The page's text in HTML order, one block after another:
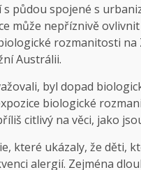
půdou spojené s
může nepříznivě
rozmanitosti na
Austrálii.
byl dopad
biologické
citlivý na věci, jako
které ukázaly, že děti,
alergií. Zejména